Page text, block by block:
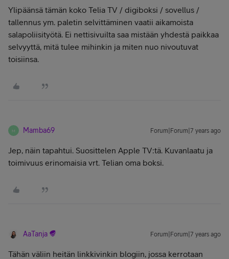
Ylipäänsä tämän koko Telia TV / digiboksi / sovellus /
tallennus ym. paletin selvittäminen vaatii aikamoista
salapoliisityötä. Ei nettisivuilta saa mistään yhdestä paikkaa
selvyyttä, mitä tulee mihinkin ja miten nuo nivoutuvat
toisiinsa.
M Mamba69 Forum|Forum|7 years ago
Jep, näin tapahtui. Suosittelen Apple TV:tä. Kuvanlaatu ja
toimivuus erinomaisia vrt. Telian oma boksi.
AaTanja Forum|Forum|7 years ago
Tähän väliin heitän linkkivinkin blogiin, jossa kerrotaan